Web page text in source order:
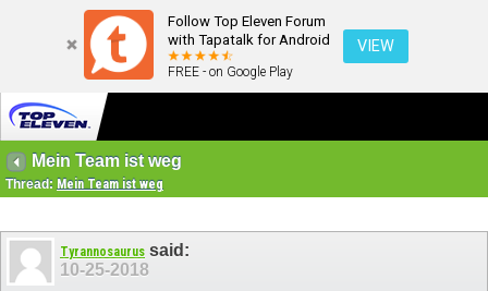
Follow Top Eleven Forum
with Tapatalk for Android
FREE - on Google Play
VIEW
Mein Team ist weg
Thread: Mein Team ist weg
Tyrannosaurus said:
10-25-2018